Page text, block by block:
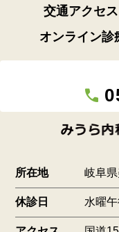
交通アクセス
オンライン診
call
所在地 岐阜
休診日 水曜